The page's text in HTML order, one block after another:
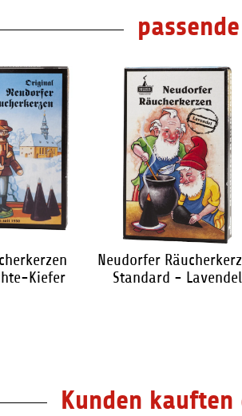
Kiefer
Neudorfer
Standard - Lavendel
Kunden